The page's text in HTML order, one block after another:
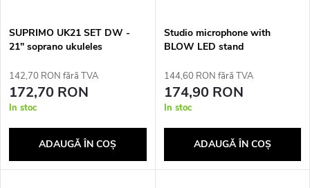
SUPRIMO UK21 SET DW -
21" soprano ukuleles
142,70 RON fără TVA
172,70 RON
In stoc
ADAUGĂ ÎN COŞ
Studio microphone with
BLOW LED stand
144,60 RON fără TVA
174,90 RON
In stoc
ADAUGĂ ÎN COŞ